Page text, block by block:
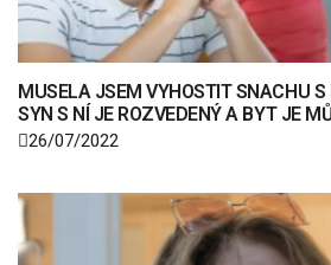
MUSELA JSEM VYHOSTIT SNACHU
SYN S NÍ JE ROZVEDENÝ A BYT JE
26/07/2022